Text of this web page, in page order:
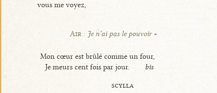
vous me voyez,
Air : Je n’ai pas le pouvoir
Mon cœur est brûlé comme un four,
Je meurs cent fois par jour.
bis
scylla